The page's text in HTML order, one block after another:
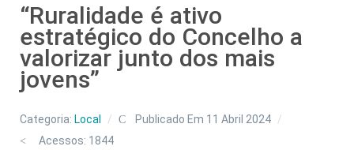
“Ruralidade é ativo
estratégico do Concelho a
valorizar junto dos mais
jovens”
Categoria: Local
Publicado Em 11 Abril 2024
Acessos: 1844